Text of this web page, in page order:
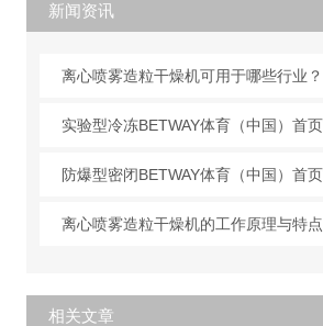
新闻资讯
离心喷雾造粒干燥机可用于哪些行业？
离心喷雾造粒干燥机的工作原理与特点
相关文章